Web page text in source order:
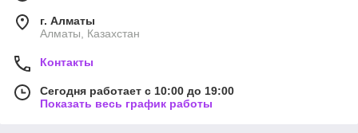
г. Алматы
Алматы, Казахстан
Контакты
Сегодня работает с 10:00 до 19:00
Показать весь график работы